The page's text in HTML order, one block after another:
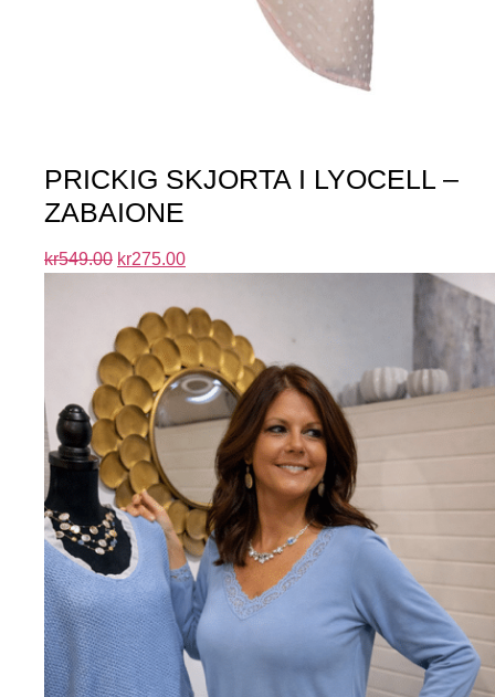
PRICKIG SKJORTA I LYOCELL –
ZABAIONE
kr549.00 kr275.00